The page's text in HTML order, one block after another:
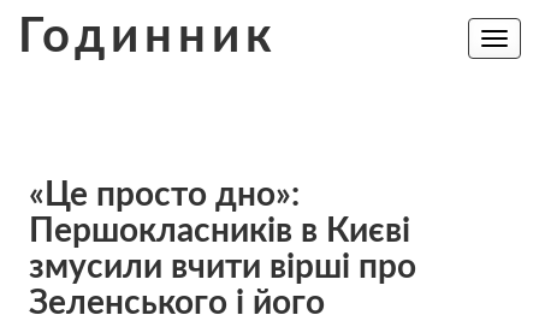
Годинник
Toggle
«Це просто дно»:
Першокласників в Києві
змусили вчити вірші про
Зеленського і його